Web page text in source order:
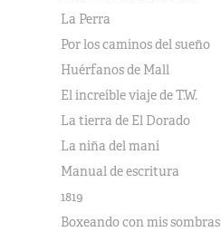
La Perra
Por los caminos del sueño
Huérfanos de Mall
El increíble viaje de T.W.
La tierra de El Dorado
La niña del maní
Manual de escritura
1819
Boxeando con mis sombras